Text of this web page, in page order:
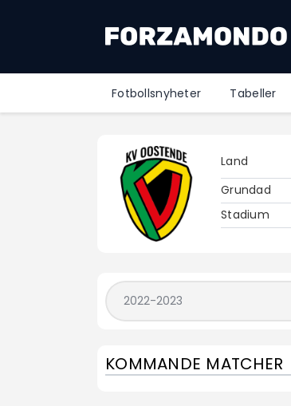
Fotbollsnyheter Tabeller
Land
Grundad
Stadium
KOMMANDE MATCHER